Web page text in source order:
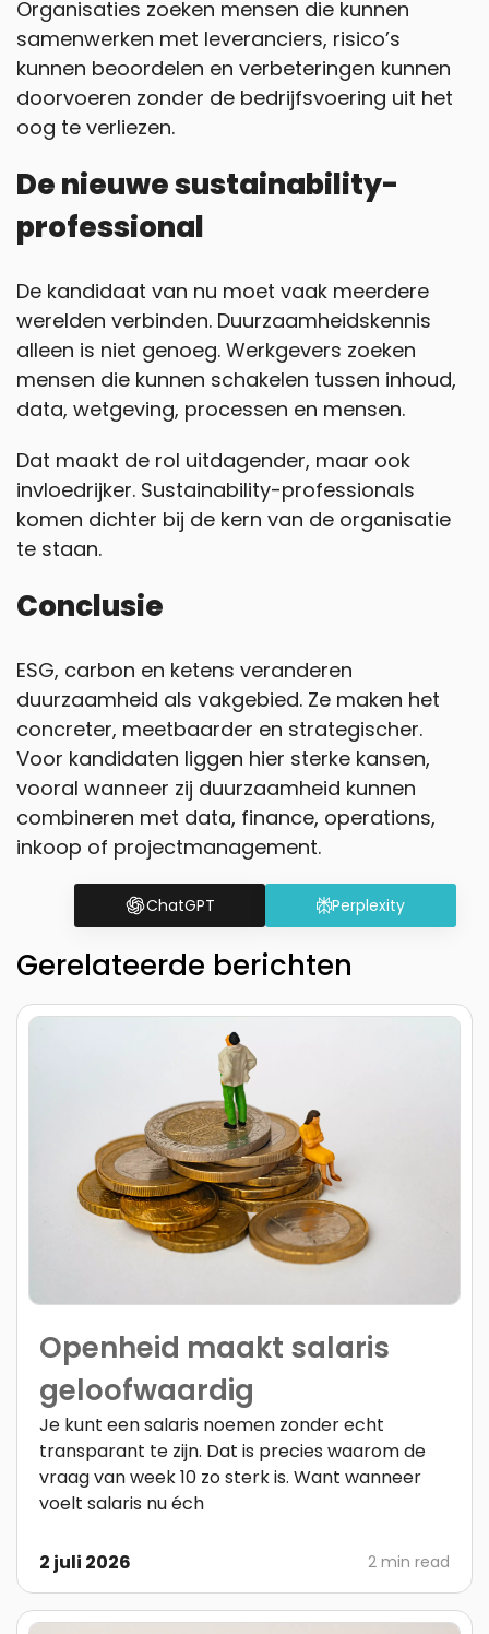
Organisaties zoeken mensen die kunnen
samenwerken met leveranciers, risico’s
kunnen beoordelen en verbeteringen kunnen
doorvoeren zonder de bedrijfsvoering uit het
oog te verliezen.
De nieuwe sustainability-
professional
De kandidaat van nu moet vaak meerdere
werelden verbinden. Duurzaamheidskennis
alleen is niet genoeg. Werkgevers zoeken
mensen die kunnen schakelen tussen inhoud,
data, wetgeving, processen en mensen.
Dat maakt de rol uitdagender, maar ook
invloedrijker. Sustainability-professionals
komen dichter bij de kern van de organisatie
te staan.
Conclusie
ESG, carbon en ketens veranderen
duurzaamheid als vakgebied. Ze maken het
concreter, meetbaarder en strategischer.
Voor kandidaten liggen hier sterke kansen,
vooral wanneer zij duurzaamheid kunnen
combineren met data, finance, operations,
inkoop of projectmanagement.
ChatGPT Perplexity
Gerelateerde berichten
Openheid maakt salaris
geloofwaardig
Je kunt een salaris noemen zonder echt
transparant te zijn. Dat is precies waarom de
vraag van week 10 zo sterk is. Want wanneer
voelt salaris nu éch
2 juli 2026 2 min read